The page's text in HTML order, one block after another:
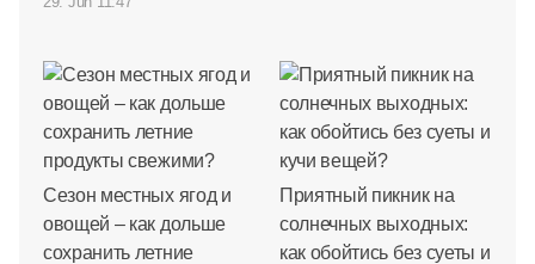
Сезон местных ягод и
овощей – как дольше
сохранить летние
Приятный пикник на
солнечных выходных:
как обойтись без суеты и